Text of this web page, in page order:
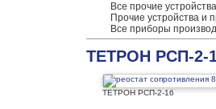
Все прочие
Прочие устройства и
Все приборы
ТЕТРОН РСП-2-
ТЕТРОН РСП-2-16